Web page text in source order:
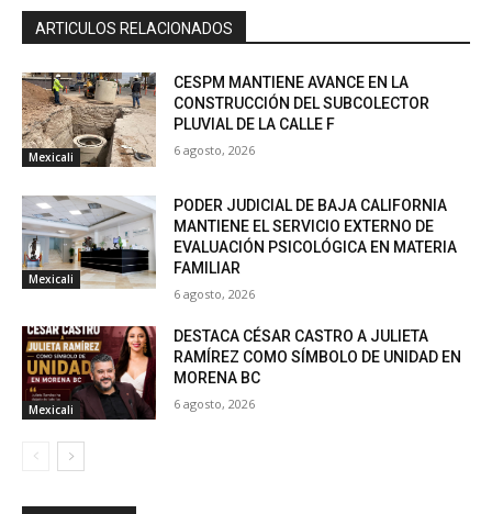
ARTICULOS RELACIONADOS
Mexicali
CESPM MANTIENE AVANCE EN LA
CONSTRUCCIÓN DEL SUBCOLECTOR
PLUVIAL DE LA CALLE F
6 agosto, 2026
Mexicali
PODER JUDICIAL DE BAJA CALIFORNIA
MANTIENE EL SERVICIO EXTERNO DE
EVALUACIÓN PSICOLÓGICA EN MATERIA
FAMILIAR
6 agosto, 2026
Mexicali
DESTACA CÉSAR CASTRO A JULIETA
RAMÍREZ COMO SÍMBOLO DE UNIDAD EN
MORENA BC
6 agosto, 2026